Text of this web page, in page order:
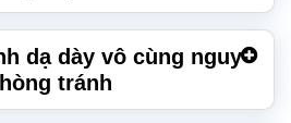
dạ dày vô cùng nguy
tránh